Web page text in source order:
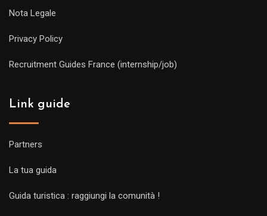
Nota Legale
Privacy Policy
Recruitment Guides France (internship/job)
Link guide
Partners
La tua guida
Guida turistica : raggiungi la comunità !